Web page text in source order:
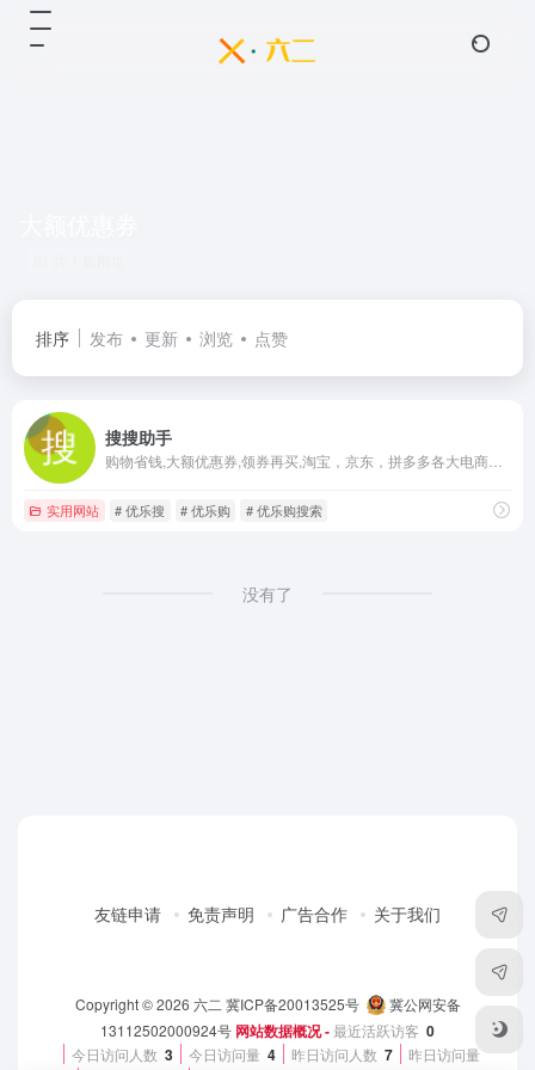
排序 发布 更新 浏览 点赞
搜搜助手
实用网站 # 优乐搜 # 优乐购 # 优乐购搜索
没有了
友链申请 免责声明 广告合作 关于我们
Copyright © 2026 六二 冀ICP备20013525号
冀公网安备
13112502000924号 网站数据概况 -最近活跃访客 0
今日访问人数 3 今日访问量 4 昨日访问人数 7 昨日访问量